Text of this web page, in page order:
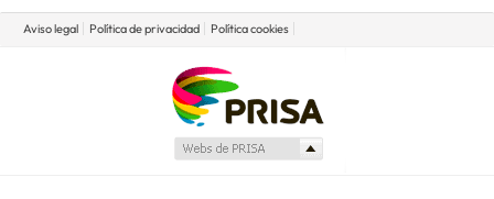
Aviso legal Política de privacidad Política cookies